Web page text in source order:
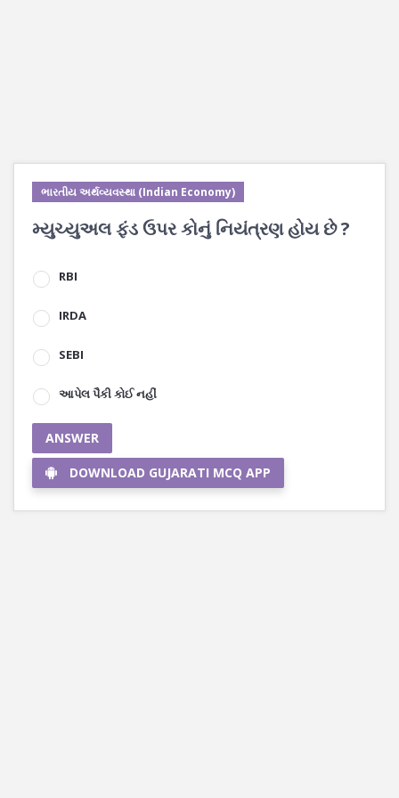
ભારતીય અર્થવ્યવસ્થા (Indian Economy)
મ્યુચ્યુઅલ ફંડ ઉપર કોનું નિયંત્રણ હોય છે ?
RBI
IRDA
SEBI
આપેલ પૈકી કોઈ નહીં
ANSWER
DOWNLOAD GUJARATI MCQ APP